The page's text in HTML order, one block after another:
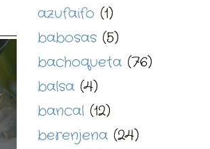
azufaifo (1)
babosas (5)
bachoqueta (76)
balsa (4)
bancal (12)
berenjena (24)